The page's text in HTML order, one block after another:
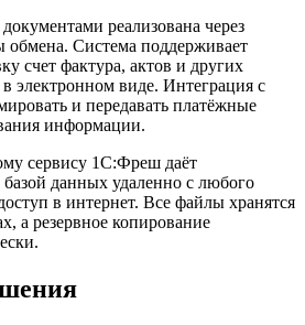
реализована через
обмена. Система поддерживает
счет фактура, актов и других
электронном виде. Интеграция с
и передавать платёжные
информации.
сервису 1С:Фреш даёт
базой данных удаленно с любого
в интернет. Все файлы хранятся
а резервное копирование